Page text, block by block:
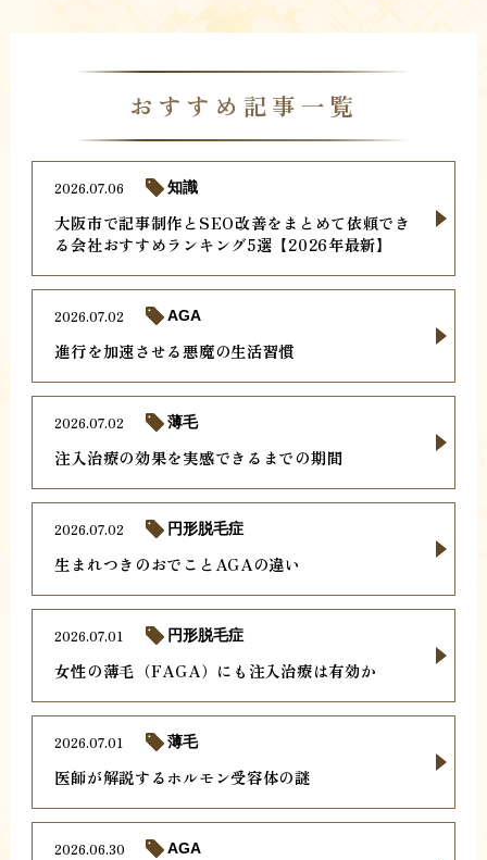
おすすめ記事一覧
大阪市で記事制作とSEO改善をまとめて依頼でき
る会社おすすめランキング5選【2026年最新】
2026.07.06 知識
進行を加速させる悪魔の生活習慣
2026.07.02 AGA
注入治療の効果を実感できるまでの期間
2026.07.02 薄毛
生まれつきのおでことAGAの違い
2026.07.02 円形脱毛症
女性の薄毛（FAGA）にも注入治療は有効か
2026.07.01 円形脱毛症
医師が解説するホルモン受容体の謎
2026.07.01 薄毛
2026.06.30 AGA